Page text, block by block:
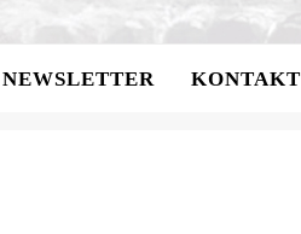
NEWSLETTER KONTAKT